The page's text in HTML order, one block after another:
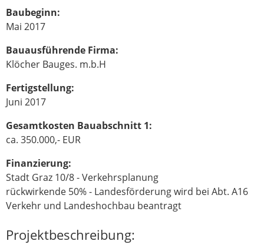
Baubeginn:
Mai 2017
Bauausführende Firma:
Klöcher Bauges. m.b.H
Fertigstellung:
Juni 2017
Gesamtkosten Bauabschnitt 1:
ca. 350.000,- EUR
Finanzierung:
Stadt Graz 10/8 - Verkehrsplanung
rückwirkende 50% - Landesförderung wird bei Abt. A16
Verkehr und Landeshochbau beantragt
Projektbeschreibung: